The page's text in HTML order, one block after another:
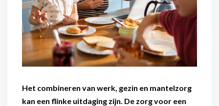
Het combineren van werk, gezin en mantelzorg
kan een flinke uitdaging zijn. De zorg voor een